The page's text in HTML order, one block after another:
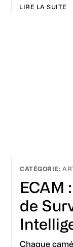
LIRE LA SUITE
ECAM
de
Chaque